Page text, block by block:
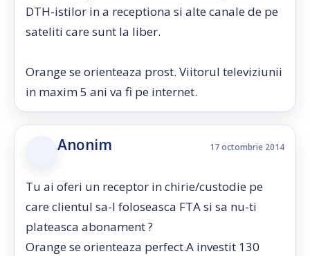
DTH-istilor in a receptiona si alte canale de pe
sateliti care sunt la liber.
Orange se orienteaza prost. Viitorul televiziunii
in maxim 5 ani va fi pe internet.
Anonim 17 octombrie 2014
Tu ai oferi un receptor in chirie/custodie pe
care clientul sa-l foloseasca FTA si sa nu-ti
plateasca abonament ?
Orange se orienteaza perfect.A investit 130